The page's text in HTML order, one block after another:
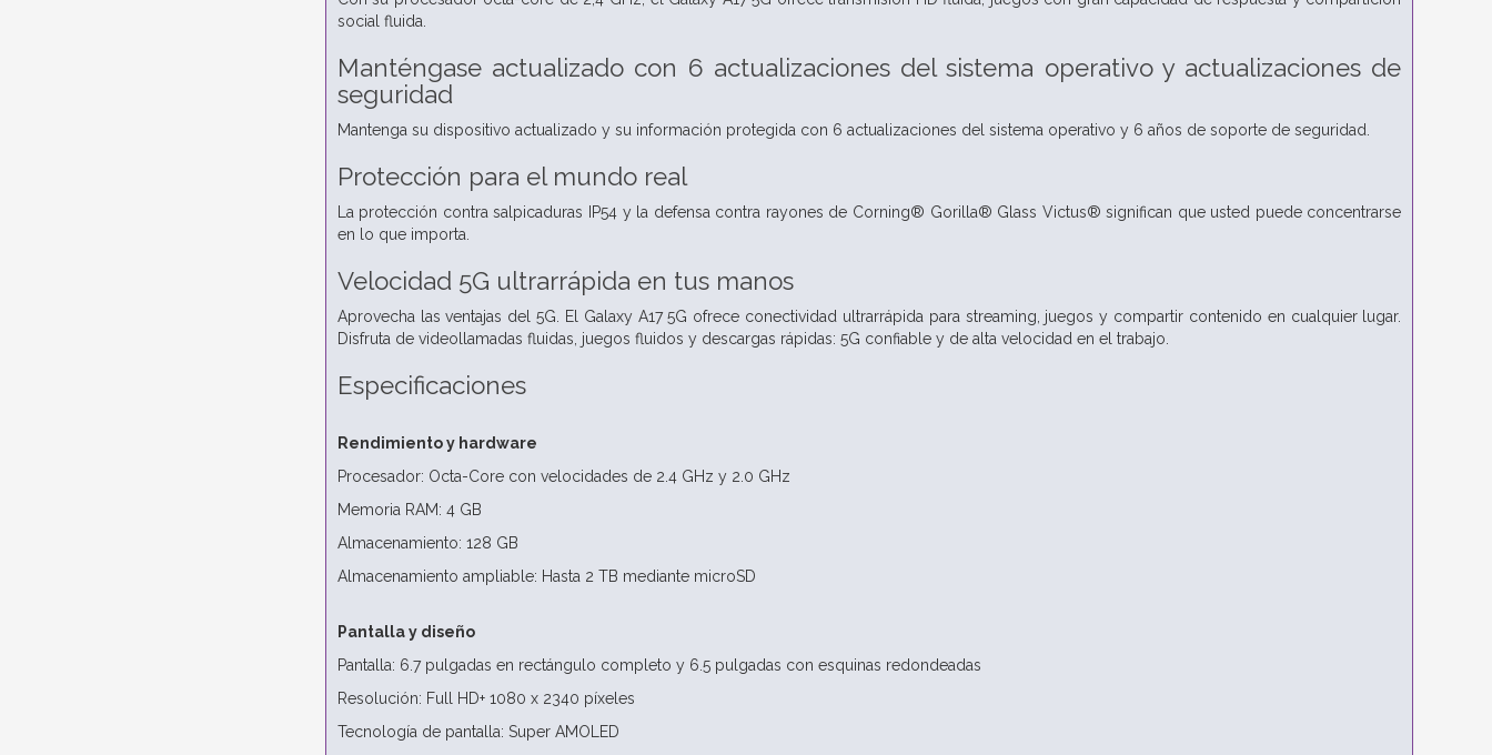
social fluida.
Manténgase actualizado con 6 actualizaciones del sistema operativo y actualizaciones de
seguridad
Mantenga su dispositivo actualizado y su información protegida con 6 actualizaciones del sistema operativo y 6 años de soporte de seguridad.
Protección para el mundo real
La protección contra salpicaduras IP54 y la defensa contra rayones de Corning® Gorilla® Glass Victus® significan que usted puede concentrarse
en lo que importa.
Velocidad 5G ultrarrápida en tus manos
Aprovecha las ventajas del 5G. El Galaxy A17 5G ofrece conectividad ultrarrápida para streaming, juegos y compartir contenido en cualquier lugar.
Disfruta de videollamadas fluidas, juegos fluidos y descargas rápidas: 5G confiable y de alta velocidad en el trabajo.
Especificaciones
Rendimiento y hardware
Procesador: Octa-Core con velocidades de 2.4 GHz y 2.0 GHz
Memoria RAM: 4 GB
Almacenamiento: 128 GB
Almacenamiento ampliable: Hasta 2 TB mediante microSD
Pantalla y diseño
Pantalla: 6.7 pulgadas en rectángulo completo y 6.5 pulgadas con esquinas redondeadas
Resolución: Full HD+ 1080 x 2340 píxeles
Tecnología de pantalla: Super AMOLED